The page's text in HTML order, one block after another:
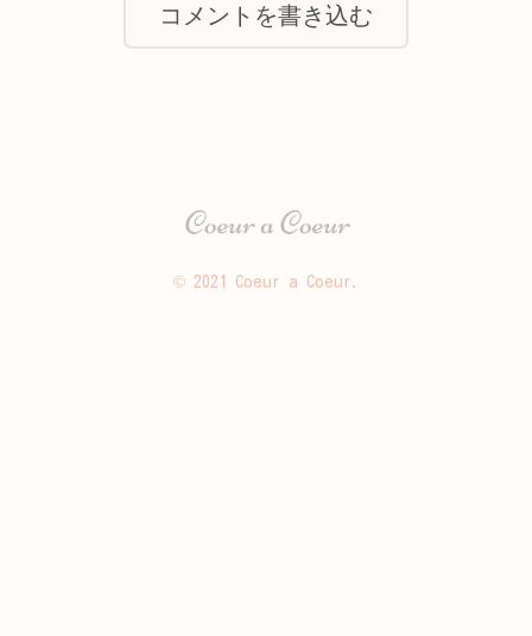
コメントを書き込む
© 2021 Coeur a Coeur.